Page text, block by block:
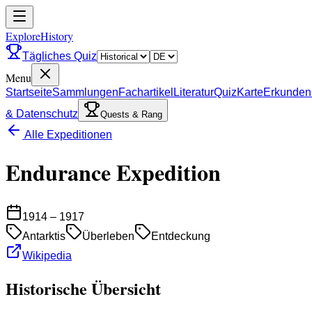
ExploreHistory
Tägliches Quiz
Menu
StartseiteSammlungenFachartikel LiteraturQuizKarteErkunden
& Datenschutz
Quests & Rang
Alle Expeditionen
Endurance Expedition
1914 – 1917
Antarktis
Überleben
Entdeckung
Wikipedia
Historische Übersicht